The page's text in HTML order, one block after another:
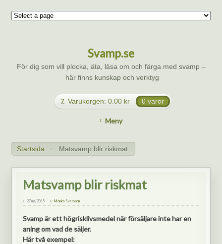
Svamp.se
För dig som vill plocka, äta, läsa om och färga med svamp –
här finns kunskap och verktyg
Varukorgen: 0.00 kr 0 varor
Meny
Startsida > Matsvamp blir riskmat
Matsvamp blir riskmat
27 maj 2015 Monica Svensson
Svamp är ett högrisklivsmedel när försäljare inte har en
aning om vad de säljer.
Här två exempel: